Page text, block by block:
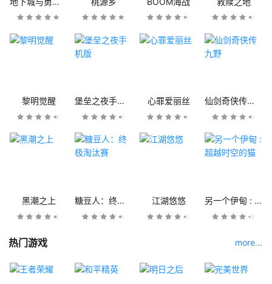
黎明觉醒 堡垒之夜手机版 心罪爱丽丝 仙剑奇侠传九野
黑潮之上 糖豆人：终极淘汰赛 江湖悠悠 另一个伊甸 : 超越时空的猫
热门游戏 more...